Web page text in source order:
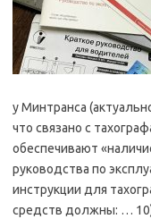
у Минтранса
что связано с
обеспечивают
руководства по
инструкции для
средств должны: …